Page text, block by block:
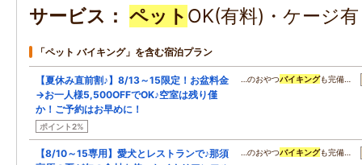
サービス ペット OK(有料)・ケージ
「ペット バイキング」を含む宿泊プラン
【夏休み直前割♪】8/13～15限定！お盆料金
→お一人様5,500OFFでOK♪空室は残り僅
か！ご予約はお早めに！
ポイント2%
…のおやつバイキングも完備…
【8/10～15専用】愛犬とレストランで♪那須
…のおやつバイキングも完備…